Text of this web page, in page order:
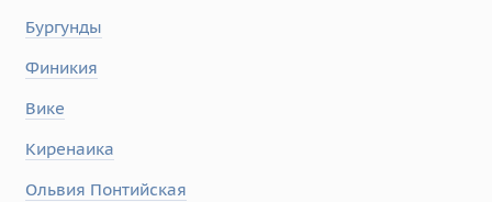
Бургунды
Финикия
Вике
Киренаика
Ольвия Понтийская